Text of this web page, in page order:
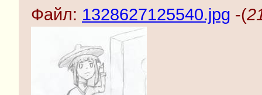
Файл: 1328627125540.jpg -(